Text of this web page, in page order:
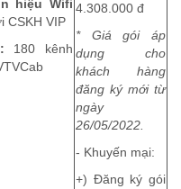
hiệu Wifi
CSKH VIP
180 kênh
4.308.000 đ
* Giá gói áp
dụng cho
khách hàng
đăng ký mới từ
ngày
26/05/2022.
- Khuyến mại:
+) Đăng ký gói